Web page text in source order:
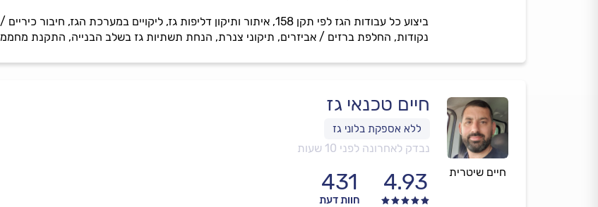
ביצוע כל עבודות הגז לפי תקן 158, איתור ותיקון דליפות גז, ליקויים במערכת
נקודות, החלפת ברזים / אביזרים, תיקוני צנרת, הנחת תשתיות גז בשלב הבנייה, התקנת
חיים שיטרית
חיים טכנאי גז
נבדק לאחרונה לפני 10 שעות
4.93
431
חוות דעת